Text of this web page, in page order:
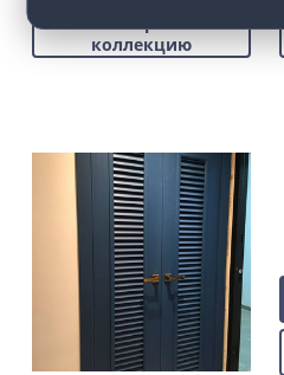
Смотреть
коллекцию